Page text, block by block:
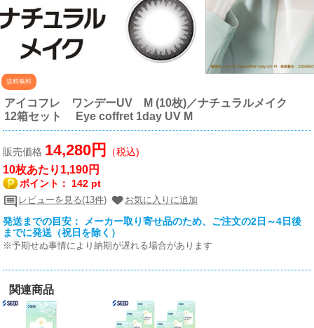
送料無料
アイコフレ ワンデーUV M (10枚)／ナチュラルメイク
12箱セット Eye coffret 1day UV M
販売価格 14,280円 （税込)
10枚あたり1,190円
ポイント： 142 pt
レビューを見る(13件) お気に入りに追加
発送までの目安： メーカー取り寄せ品のため、ご注文の2日～4日後
までに発送（祝日を除く）
※予期せぬ事情により納期が遅れる場合があります
関連商品